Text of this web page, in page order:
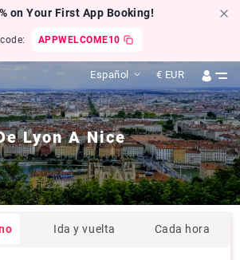
on Your First App Booking!
APPWELCOME10
Español € EUR
Lyon A Nice
Ida y vuelta Cada hora